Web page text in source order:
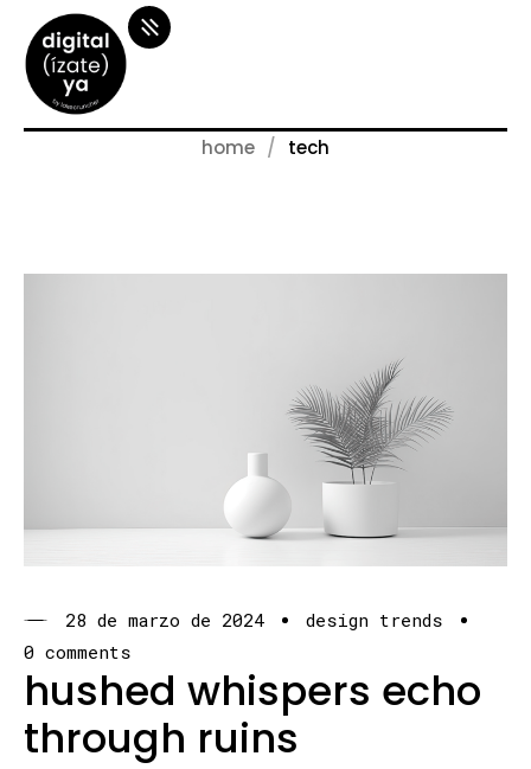
home tech
28 de marzo de 2024
design trends
0 comments
hushed whispers echo
through ruins